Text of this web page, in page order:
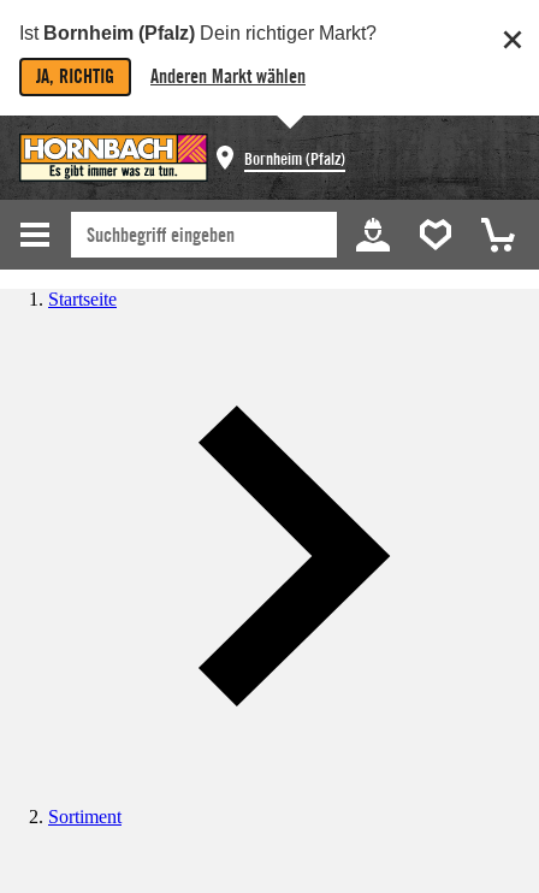
Ist Bornheim (Pfalz) Dein richtiger Markt?
JA, RICHTIG Anderen Markt wählen
Bornheim (Pfalz)
Startseite
Sortiment